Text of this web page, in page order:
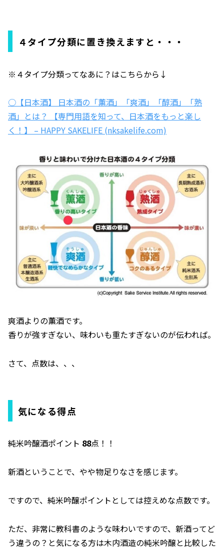
４タイプ分類に置き換えますと・・・
※４タイプ分類ってなあに？はこちらから↓
○【日本酒】 日本酒の「薫酒」「爽酒」「醇酒」「熟
酒」とは？ 【専門用語を知って、日本酒をもっと楽し
く！】 – HAPPY SAKELIFE (nksakelife.com)
爽酒よりの薫酒です。
香りが強すぎない、味わいも重たすぎないのが伝われば。
さて、点数は、、、
気になる得点
純米吟醸酒ポイント 88点！！
新酒ということで、やや物足りなさを感じます。
ですので、純米吟醸ポイントとしては控えめな点数です。
ただ、非常に教科書のような味わいですので、新酒ってど
う違うの？と気になる方は木内酒造の純米吟醸と比較した